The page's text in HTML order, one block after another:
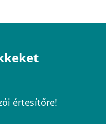
értesítőre!